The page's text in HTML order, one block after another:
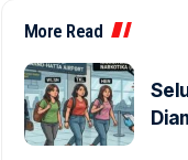
More Read